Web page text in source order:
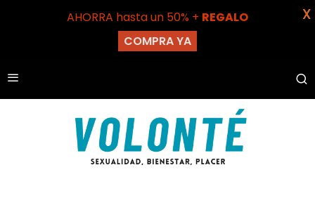
AHORRA hasta un 50% + REGALO
COMPRA YA
X